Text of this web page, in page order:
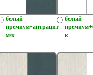
белый
премиум+антрацит
м/к
белый
к